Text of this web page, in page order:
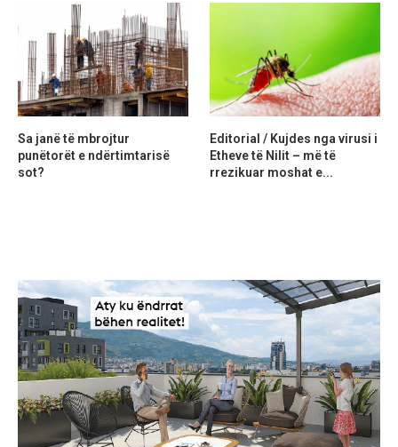
Sa janë të mbrojtur
punëtorët e ndërtimtarisë
sot?
Editorial / Kujdes nga virusi i
Etheve të Nilit – më të
rrezikuar moshat e...